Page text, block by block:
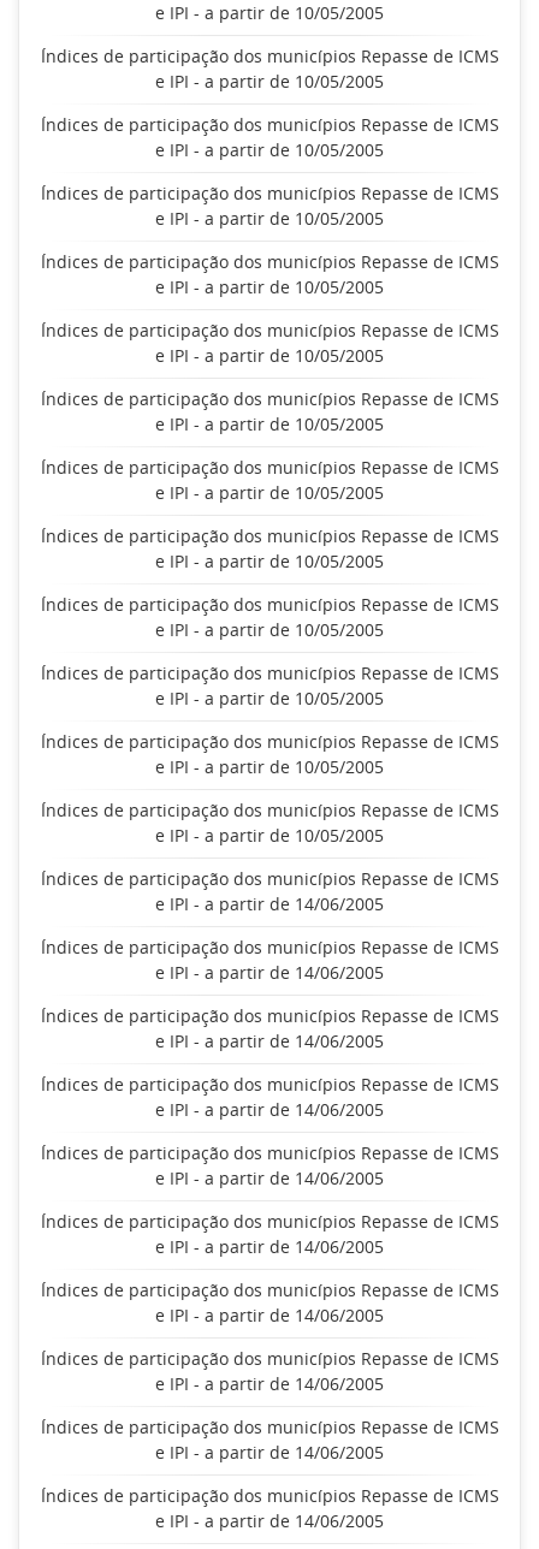
e IPI - a partir de 10/05/2005
Índices de participação dos municípios Repasse de ICMS
e IPI - a partir de 10/05/2005
Índices de participação dos municípios Repasse de ICMS
e IPI - a partir de 10/05/2005
Índices de participação dos municípios Repasse de ICMS
e IPI - a partir de 10/05/2005
Índices de participação dos municípios Repasse de ICMS
e IPI - a partir de 10/05/2005
Índices de participação dos municípios Repasse de ICMS
e IPI - a partir de 10/05/2005
Índices de participação dos municípios Repasse de ICMS
e IPI - a partir de 10/05/2005
Índices de participação dos municípios Repasse de ICMS
e IPI - a partir de 10/05/2005
Índices de participação dos municípios Repasse de ICMS
e IPI - a partir de 10/05/2005
Índices de participação dos municípios Repasse de ICMS
e IPI - a partir de 10/05/2005
Índices de participação dos municípios Repasse de ICMS
e IPI - a partir de 10/05/2005
Índices de participação dos municípios Repasse de ICMS
e IPI - a partir de 10/05/2005
Índices de participação dos municípios Repasse de ICMS
e IPI - a partir de 10/05/2005
Índices de participação dos municípios Repasse de ICMS
e IPI - a partir de 14/06/2005
Índices de participação dos municípios Repasse de ICMS
e IPI - a partir de 14/06/2005
Índices de participação dos municípios Repasse de ICMS
e IPI - a partir de 14/06/2005
Índices de participação dos municípios Repasse de ICMS
e IPI - a partir de 14/06/2005
Índices de participação dos municípios Repasse de ICMS
e IPI - a partir de 14/06/2005
Índices de participação dos municípios Repasse de ICMS
e IPI - a partir de 14/06/2005
Índices de participação dos municípios Repasse de ICMS
e IPI - a partir de 14/06/2005
Índices de participação dos municípios Repasse de ICMS
e IPI - a partir de 14/06/2005
Índices de participação dos municípios Repasse de ICMS
e IPI - a partir de 14/06/2005
Índices de participação dos municípios Repasse de ICMS
e IPI - a partir de 14/06/2005